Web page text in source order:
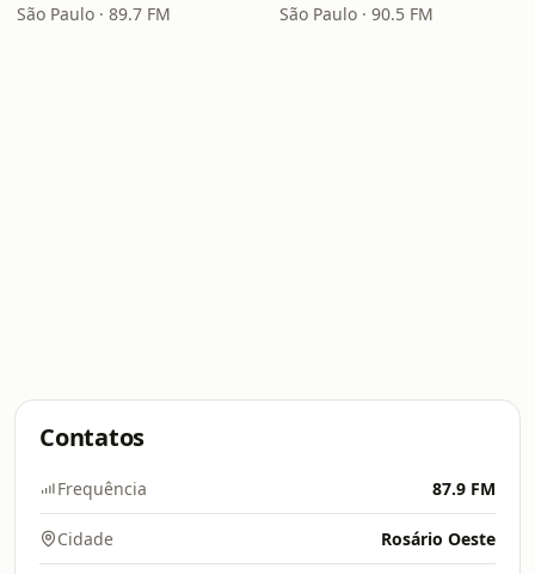
São Paulo · 89.7 FM São Paulo · 90.5 FM
Contatos
Frequência 87.9 FM
Cidade Rosário Oeste